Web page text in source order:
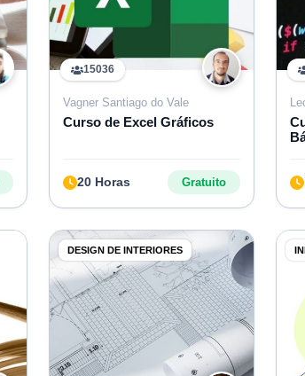
15036
Vagner Santiago do Vale
Curso de Excel Gráficos
20 Horas Gratuito
DESIGN DE INTERIORES